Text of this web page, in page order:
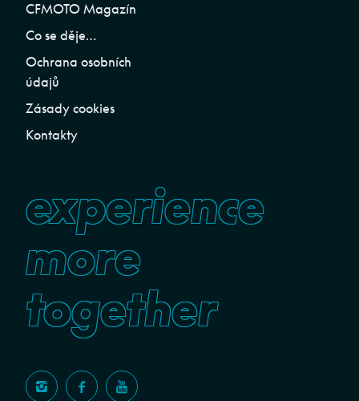
CFMOTO Magazín
Co se děje…
Ochrana osobních
údajů
Zásady cookies
Kontakty
experience
more
together